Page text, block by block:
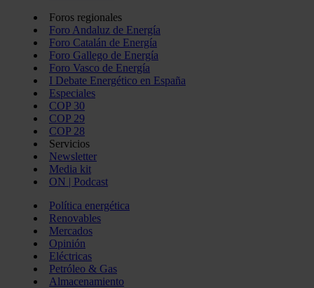
Foros regionales
Foro Andaluz de Energía
Foro Catalán de Energía
Foro Gallego de Energía
Foro Vasco de Energía
I Debate Energético en España
Especiales
COP 30
COP 29
COP 28
Servicios
Newsletter
Media kit
ON | Podcast
Política energética
Renovables
Mercados
Opinión
Eléctricas
Petróleo & Gas
Almacenamiento